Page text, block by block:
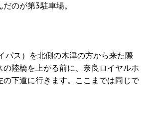
のが第3駐車場。
パス）を北側の木津の方から来た際
の陸橋を上がる前に、奈良ロイヤルホ
の下道に行きます。ここまでは同じで